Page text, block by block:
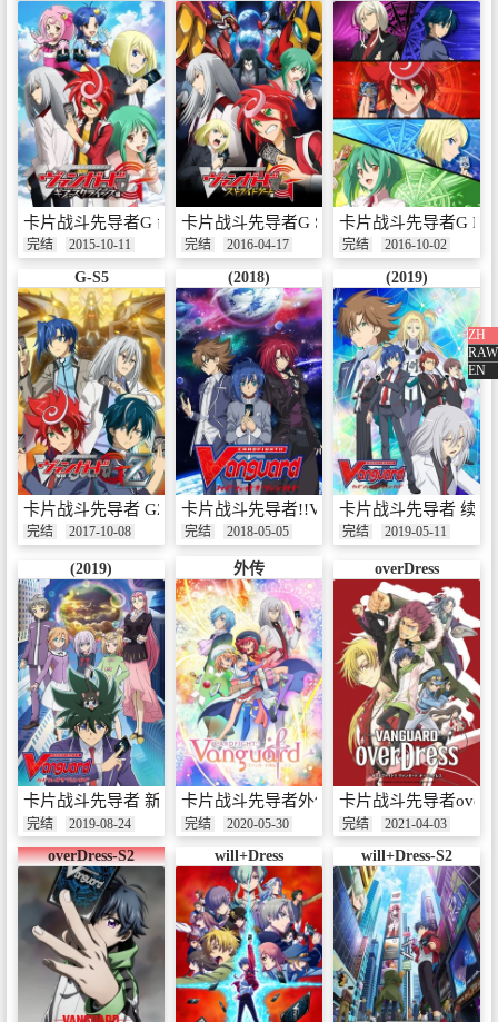
ZH
RAW
EN
卡片战斗先导者G 齿轮危机篇
完结 2015-10-11
卡片战斗先导者G Stride Gate篇
完结 2016-04-17
卡片战斗先导者G
完结 2016-10-02
G-S5
卡片战斗先导者 GZ
完结 2017-10-08
(2018)
卡片战斗先导者!!Vanguard
完结 2018-05-05
(2019)
卡片战斗先导者 续・
完结 2019-05-11
(2019)
卡片战斗先导者 新右卫门篇
完结 2019-08-24
外传
卡片战斗先导者外传 -if-
完结 2020-05-30
overDress
卡片战斗先导者
完结 2021-04-03
overDress-S2 will+Dress will+Dress-S2